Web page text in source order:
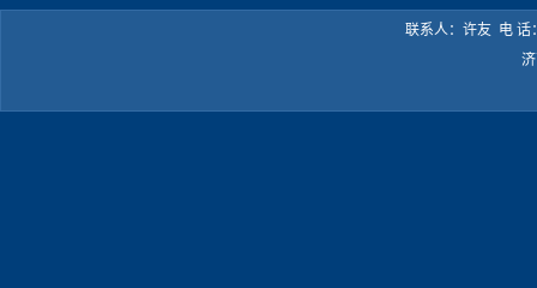
联系人：许友 电 话